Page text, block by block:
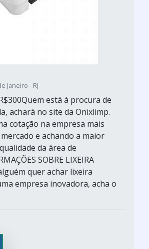
Janeiro - RJ
está à procura de
achará no site da Onixlimp.
cotação na empresa mais
e achando a maior
da área de
SOBRE LIXEIRA
quer achar lixeira
empresa inovadora, acha o